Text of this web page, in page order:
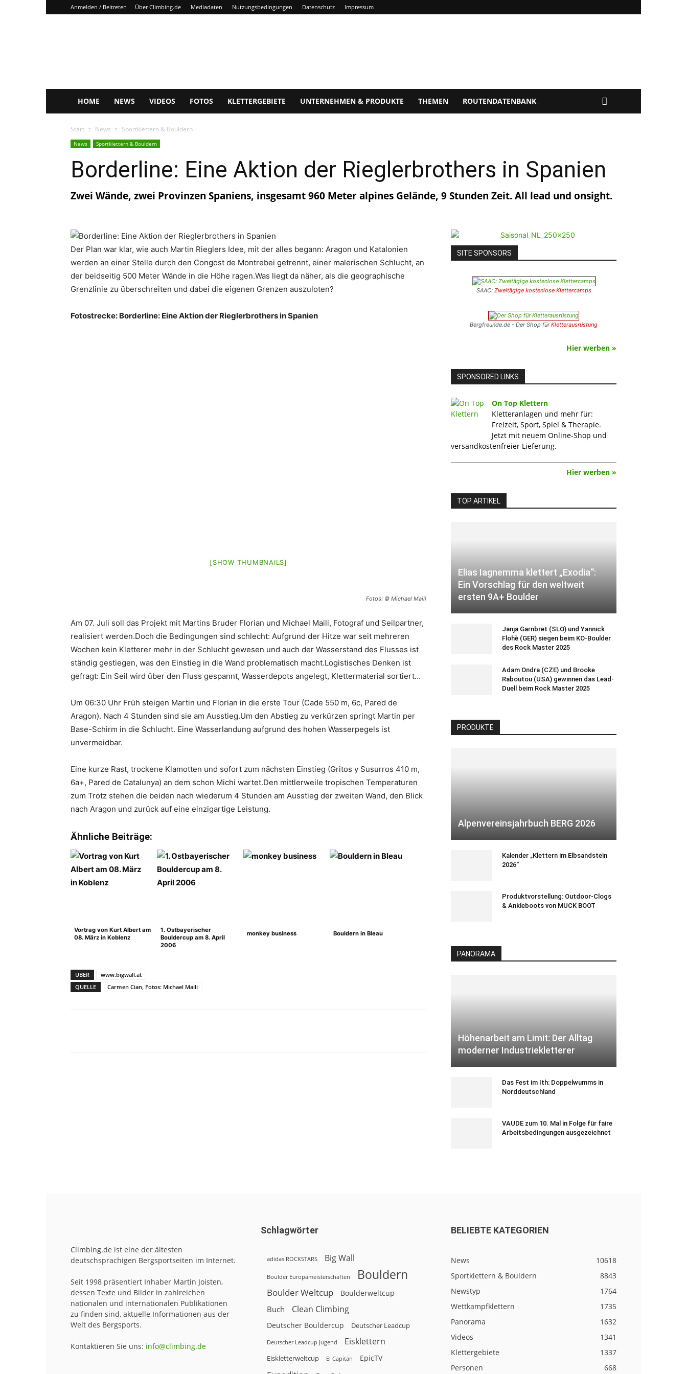
Anmelden / Beitreten Über Climbing.de Mediadaten Nutzungsbedingungen Datenschutz Impressum
HOME NEWS VIDEOS FOTOS KLETTERGEBIETE UNTERNEHMEN & PRODUKTE THEMEN ROUTENDATENBANK
Start News Sportklettern & Bouldern
News Sportklettern & Bouldern
Borderline: Eine Aktion der Rieglerbrothers in Spanien
Zwei Wände, zwei Provinzen Spaniens, insgesamt 960 Meter alpines Gelände, 9 Stunden Zeit. All lead und onsight.
Der Plan war klar, wie auch Martin Rieglers Idee, mit der alles begann: Aragon und Katalonien
werden an einer Stelle durch den Congost de Montrebei getrennt, einer malerischen Schlucht, an
der beidseitig 500 Meter Wände in die Höhe ragen.Was liegt da näher, als die geographische
Grenzlinie zu überschreiten und dabei die eigenen Grenzen auszuloten?
Fotostrecke: Borderline: Eine Aktion der Rieglerbrothers in Spanien
[SHOW THUMBNAILS]
Fotos: © Michael Maili
Am 07. Juli soll das Projekt mit Martins Bruder Florian und Michael Maili, Fotograf und Seilpartner,
realisiert werden.Doch die Bedingungen sind schlecht: Aufgrund der Hitze war seit mehreren
Wochen kein Kletterer mehr in der Schlucht gewesen und auch der Wasserstand des Flusses ist
ständig gestiegen, was den Einstieg in die Wand problematisch macht.Logistisches Denken ist
gefragt: Ein Seil wird über den Fluss gespannt, Wasserdepots angelegt, Klettermaterial sortiert…
Um 06:30 Uhr Früh steigen Martin und Florian in die erste Tour (Cade 550 m, 6c, Pared de
Aragon). Nach 4 Stunden sind sie am Ausstieg.Um den Abstieg zu verkürzen springt Martin per
Base-Schirm in die Schlucht. Eine Wasserlandung aufgrund des hohen Wasserpegels ist
unvermeidbar.
Eine kurze Rast, trockene Klamotten und sofort zum nächsten Einstieg (Gritos y Susurros 410 m,
6a+, Pared de Catalunya) an dem schon Michi wartet.Den mittlerweile tropischen Temperaturen
zum Trotz stehen die beiden nach wiederum 4 Stunden am Ausstieg der zweiten Wand, den Blick
nach Aragon und zurück auf eine einzigartige Leistung.
Ähnliche Beiträge:
Vortrag von Kurt Albert am
08. März in Koblenz
1. Ostbayerischer
Bouldercup am 8. April
2006
monkey business Bouldern in Bleau
ÜBER
www.bigwall.at
QUELLE
Carmen Cian, Fotos: Michael Maili
SITE SPONSORS
SAAC: Zweitägige kostenlose Klettercamps
Bergfreunde.de - Der Shop fürKletterausrüstung
Hier werben »
SPONSORED LINKS
On Top Klettern
Kletteranlagen und mehr für:
Freizeit, Sport, Spiel & Therapie.
Jetzt mit neuem Online-Shop und
versandkostenfreier Lieferung.
Hier werben »
TOP ARTIKEL
Elias Iagnemma klettert „Exodia“:
Ein Vorschlag für den weltweit
ersten 9A+ Boulder
Janja Garnbret (SLO) und Yannick
Flohè (GER) siegen beim KO-Boulder
des Rock Master 2025
Adam Ondra (CZE) und Brooke
Raboutou (USA) gewinnen das Lead-
Duell beim Rock Master 2025
PRODUKTE
Alpenvereinsjahrbuch BERG 2026
Kalender „Klettern im Elbsandstein
2026“
Produktvorstellung: Outdoor-Clogs
& Ankleboots von MUCK BOOT
PANORAMA
Höhenarbeit am Limit: Der Alltag
moderner Industriekletterer
Das Fest im Ith: Doppelwumms in
Norddeutschland
VAUDE zum 10. Mal in Folge für faire
Arbeitsbedingungen ausgezeichnet
Climbing.de ist eine der ältesten
deutschsprachigen Bergsportseiten im Internet.
Seit 1998 präsentiert Inhaber Martin Joisten,
dessen Texte und Bilder in zahlreichen
nationalen und internationalen Publikationen
zu finden sind, aktuelle Informationen aus der
Welt des Bergsports.
Kontaktieren Sie uns: info@climbing.de
Schlagwörter
adidas ROCKSTARS Big Wall
Boulder Europameisterschaften Bouldern
Boulder Weltcup Boulderweltcup
Buch Clean Climbing
Deutscher Bouldercup Deutscher Leadcup
Deutscher Leadcup Jugend Eisklettern
Eiskletterweltcup El Capitan EpicTV
BELIEBTE KATEGORIEN
News
10618
Sportklettern & Bouldern
8843
Newstyp
1764
Wettkampfklettern
1735
Panorama
1632
Videos
1341
Klettergebiete
1337
Personen
668